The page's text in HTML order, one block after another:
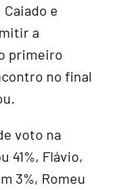
e
a
primeiro
no final
voto na
41%, Flávio,
3%, Romeu